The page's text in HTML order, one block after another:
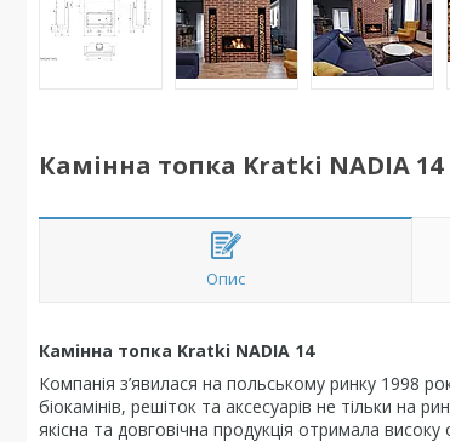
Камінна топка Kratki NADIA 14
Опис
Камінна топка Kratki NADIA 14
Компанія з’явилася на польському ринку 1998
біокамінів, решіток та аксесуарів не тільки на
якісна та довговічна продукція отримала